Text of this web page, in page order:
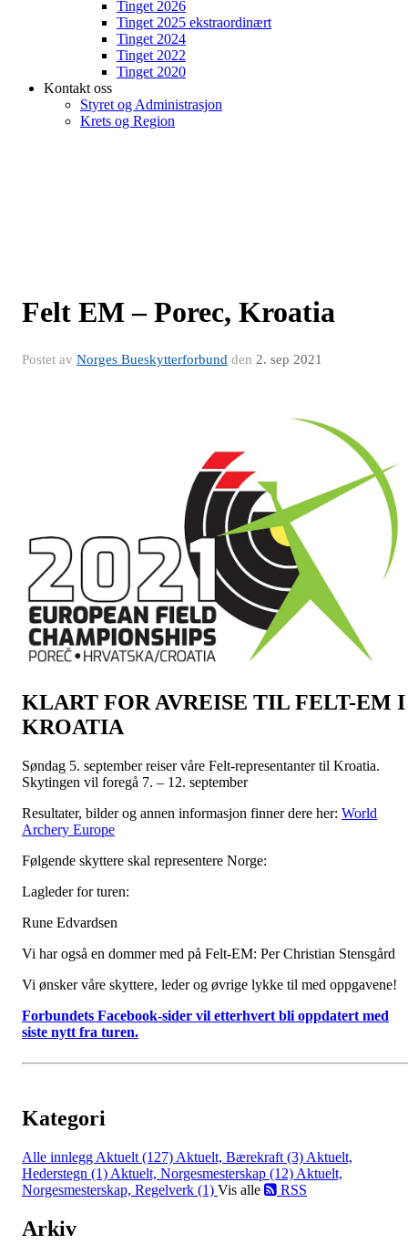
Tinget 2026
Tinget 2025 ekstraordinært
Tinget 2024
Tinget 2022
Tinget 2020
Kontakt oss
Styret og Administrasjon
Krets og Region
Felt EM – Porec, Kroatia
Postet av Norges Bueskytterforbund den 2. sep 2021
KLART FOR AVREISE TIL FELT-EM I
KROATIA
Søndag 5. september reiser våre Felt-representanter til Kroatia.
Skytingen vil foregå 7. – 12. september
Resultater, bilder og annen informasjon finner dere her: World
Archery Europe
Følgende skyttere skal representere Norge:
Lagleder for turen:
Rune Edvardsen
Vi har også en dommer med på Felt-EM: Per Christian Stensgård
Vi ønsker våre skyttere, leder og øvrige lykke til med oppgavene!
Forbundets Facebook-sider vil etterhvert bli oppdatert med
siste nytt fra turen.
Kategori
Alle innlegg Aktuelt (127) Aktuelt, Bærekraft (3) Aktuelt,
Hederstegn (1) Aktuelt, Norgesmesterskap (12) Aktuelt,
Norgesmesterskap, Regelverk (1) Vis alle RSS
Arkiv